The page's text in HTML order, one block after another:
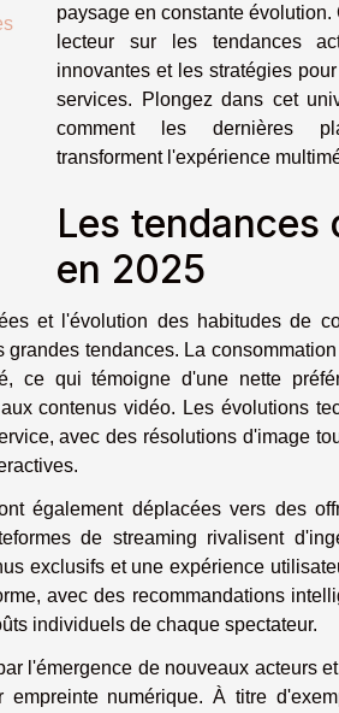
paysage en constante
lecteur sur les tendances
innovantes et les stratégies
services. Plongez dans cet
comment les dernières
transforment l'expérience
Les tendances
en 2025
et l'évolution des habitudes de
tendances. La
ce qui témoigne d'une nette
contenus vidéo. Les évolutions
avec des résolutions d'image
également déplacées vers des
de streaming rivalisent
exclusifs et une expérience
avec des recommandations
individuels de chaque spectateur.
l'émergence de nouveaux acteurs
numérique. À titre